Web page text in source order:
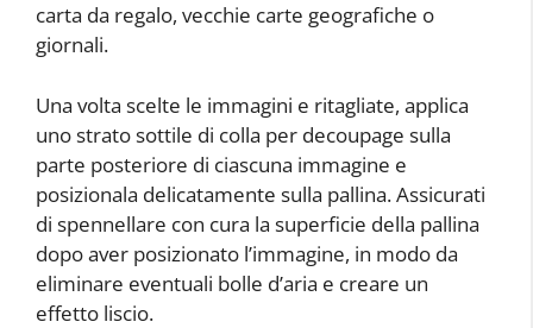
carta da regalo, vecchie carte geografiche o
giornali.
Una volta scelte le immagini e ritagliate, applica
uno strato sottile di colla per decoupage sulla
parte posteriore di ciascuna immagine e
posizionala delicatamente sulla pallina. Assicurati
di spennellare con cura la superficie della pallina
dopo aver posizionato l’immagine, in modo da
eliminare eventuali bolle d’aria e creare un
effetto liscio.